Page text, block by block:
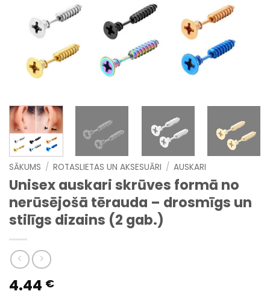
SĀKUMS / ROTASLIETAS UN AKSESUĀRI / AUSKARI
Unisex auskari skrūves formā no
nerūsējošā tērauda – drosmīgs un
stilīgs dizains (2 gab.)
4.44 €